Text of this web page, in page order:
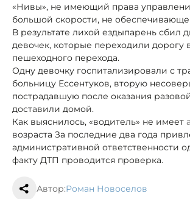
«Нивы», не имеющий права
большой скорости, не
В результате лихой ездыпарень сбил
девочек, которые переходили дорогу
пешеходного перехода.
Одну девочку госпитализировали с
больницу Ессентуков, вторую
пострадавшую после оказания
доставили домой.
Как выяснилось, «водитель» не имеет
возраста За последние два года
административной ответственности
факту ДТП проводится проверка.
Автор:Роман Новоселов